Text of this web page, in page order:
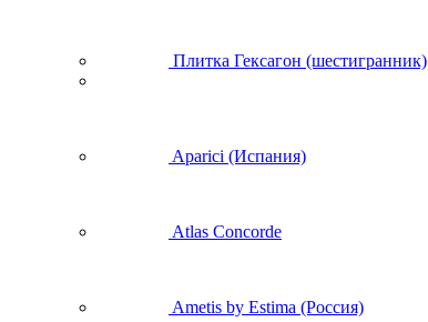
Плитка Гексагон (шестигранник)
Aparici (Испания)
Atlas Concorde
Ametis by Estima (Россия)